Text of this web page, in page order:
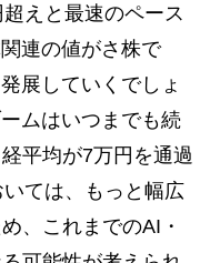
えと最速のペース
連の値がさ株で
展していくでしょ
ムはいつまでも続
平均が7万円を通過
ては、もっと幅広
、これまでのAI・